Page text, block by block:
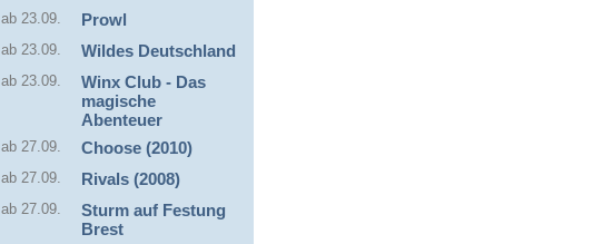
ab 23.09. Prowl
ab 23.09. Wildes Deutschland
ab 23.09.
Winx Club - Das
magische
Abenteuer
ab 27.09. Choose (2010)
ab 27.09. Rivals (2008)
ab 27.09.
Sturm auf Festung
Brest